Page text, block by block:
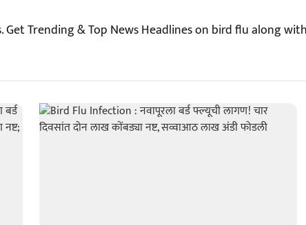
Trending & Top News Headlines on bird flu along